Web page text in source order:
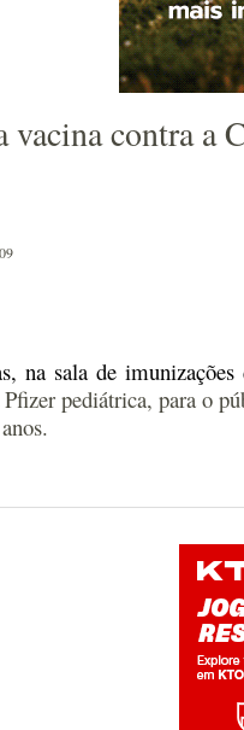
contra a
na sala de
pediátrica, para o